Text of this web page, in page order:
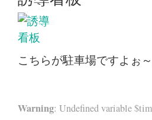
こちらが駐車場ですよぉ～
Warning: Undefined variable